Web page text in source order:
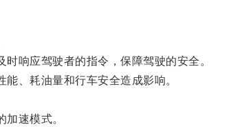
响应驾驶者的指令，保障驾驶的安全。
、耗油量和行车安全造成影响。
速模式。